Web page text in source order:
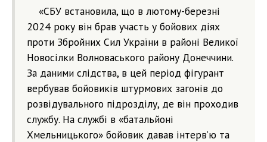
«СБУ встановила, що в лютому-березні
2024 року він брав участь у бойових діях
проти Збройних Сил України в районі Великої
Новосілки Волноваського району Донеччини.
За даними слідства, в цей період фігурант
вербував бойовиків штурмових загонів до
розвідувального підрозділу, де він проходив
службу. На службі в «батальйоні
Хмельницького» бойовик давав інтерв’ю та